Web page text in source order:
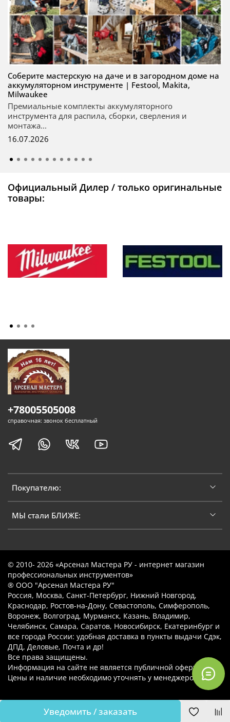
Уведомить / заказать
Соберите мастерскую на даче и в загородном доме на
аккумуляторном инструменте | Festool, Makita,
Milwaukee
Премиальные комплекты аккумуляторного
инструмента для распила, сборки, сверления и
монтажа...
16.07.2026
Официальный Дилер / только оригинальные
товары:
Покупателю:
МЫ стали БЛИЖЕ:
+78005505008
справочная: звонок бесплатный
© 2010- 2026 «Арсенал Мастера РУ - интернет магазин
профессиональных инструментов»
® ООО "Арсенал Мастера РУ"
Россия, Москва, Санкт-Петербург, Нижний Новгород,
Краснодар, Ростов-на-Дону, Севастополь, Симферополь,
Воронеж, Волгоград, Мурманск, Казань, Владимир,
Челябинск, Самара, Саратов, Новосибирск, Екатеринбург и
все города России: удобная доставка в пункты выдачи Сдэк,
ДПД, Деловые, Почта и др!
Все права защищены.
Информация на сайте не является публичной офертой.
Цены и наличие необходимо уточнять у менеджеров.